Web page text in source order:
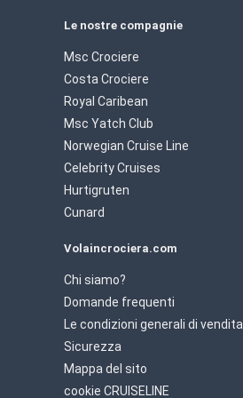
Le nostre compagnie
Msc Crociere
Costa Crociere
Royal Caribean
Msc Yatch Club
Norwegian Cruise Line
Celebrity Cruises
Hurtigruten
Cunard
Volaincrociera.com
Chi siamo?
Domande frequenti
Le condizioni generali di vendita
Sicurezza
Mappa del sito
cookie CRUISELINE